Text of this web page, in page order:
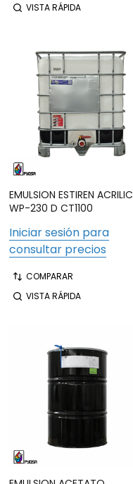
VISTA RÁPIDA
EMULSION ESTIREN ACRILIC
WP-230 D CT1100
Iniciar sesión para
consultar precios
COMPARAR
VISTA RÁPIDA